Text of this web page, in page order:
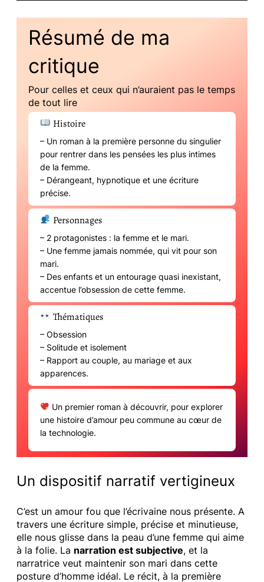
Résumé de ma
critique
Pour celles et ceux qui n’auraient pas le temps
de tout lire
Histoire
– Un roman à la première personne du singulier
pour rentrer dans les pensées les plus intimes
de la femme.
– Dérangeant, hypnotique et une écriture
précise.
Personnages
– 2 protagonistes : la femme et le mari.
– Une femme jamais nommée, qui vit pour son
mari.
– Des enfants et un entourage quasi inexistant,
accentue l’obsession de cette femme.
Thématiques
– Obsession
– Solitude et isolement
– Rapport au couple, au mariage et aux
apparences.
Un premier roman à découvrir, pour explorer
une histoire d’amour peu commune au cœur de
la technologie.
Un dispositif narratif vertigineux
C’est un amour fou que l’écrivaine nous présente. A
travers une écriture simple, précise et minutieuse,
elle nous glisse dans la peau d’une femme qui aime
à la folie. La narration est subjective, et la
narratrice veut maintenir son mari dans cette
posture d’homme idéal. Le récit, à la première